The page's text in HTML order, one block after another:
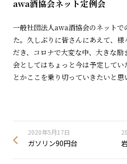
awa酒協会ネット定例会
一般社団法人awa酒協会のネットで
た。久しぶりに皆さんにあえて、
だき、コロナで大変な中、大きな
会としてはちょっと今は予定して
とかここを乗り切っていきたいと思
2020年5月17日
ガソリン90円台